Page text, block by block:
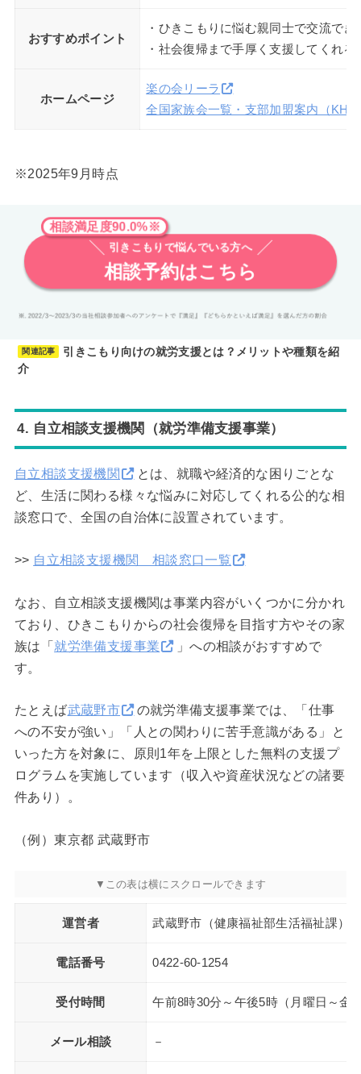
おすすめポイント
・ひきこもりに悩む親同士で交流でき
・社会復帰まで手厚く支援してくれる
ホームページ
楽の会リーラ
全国家族会一覧・支部加盟案内（KHJ
※2025年9月時点
相談満足度90.0%※
引きこもりで悩んでいる方へ
相談予約はこちら
関連記事
引きこもり向けの就労支援とは？メリットや種類を紹
介
4. 自立相談支援機関（就労準備支援事業）
自立相談支援機関
とは、就職や経済的な困りごとな
ど、生活に関わる様々な悩みに対応してくれる公的な相
談窓口で、全国の自治体に設置されています。
>> 自立相談支援機関 相談窓口一覧
なお、自立相談支援機関は事業内容がいくつかに分かれ
ており、ひきこもりからの社会復帰を目指す方やその家
族は「 就労準備支援事業
」への相談がおすすめで
す。
たとえば武蔵野市
の就労準備支援事業では、「仕事
への不安が強い」「人との関わりに苦手意識がある」と
いった方を対象に、原則1年を上限とした無料の支援プ
ログラムを実施しています（収入や資産状況などの諸要
件あり）。
（例）東京都 武蔵野市
運営者 武蔵野市（健康福祉部生活福祉課）
電話番号 0422-60-1254
受付時間 午前8時30分～午後5時（月曜日～
メール相談 －